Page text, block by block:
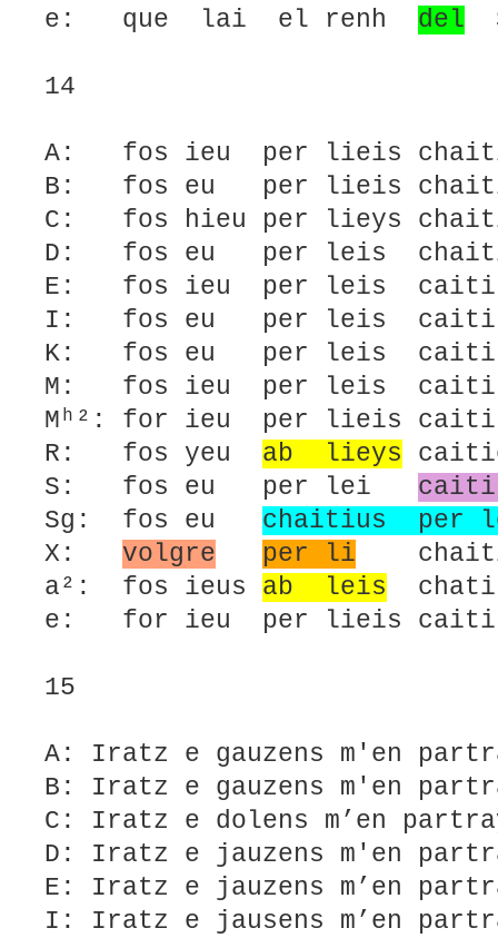
e: que lai el renh del
14
A: fos ieu per lieis
B: fos eu per lieis
C: fos hieu per lieys
D: fos eu per leis
E: fos ieu per leis
I: fos eu per leis
K: fos eu per leis
M: fos ieu per leis
Mʰ²: for ieu per lieis
R: fos yeu ab lieys
S: fos eu per lei
Sg: fos eu chaitius per
X: volgre per li
a²: fos ieus ab leis
e: for ieu per lieis
15
A: Iratz e gauzens m'en
B: Iratz e gauzens m'en
C: Iratz e dolens m’en
D: Iratz e jauzens m'en
E: Iratz e jauzens m’en
I: Iratz e jausens m’en